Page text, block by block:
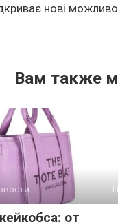
нові
Вам также
от